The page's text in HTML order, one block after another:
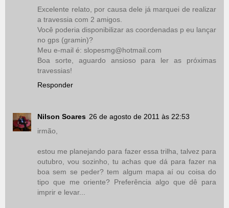
Excelente relato, por causa dele já marquei de realizar
a travessia com 2 amigos.
Você poderia disponibilizar as coordenadas p eu lançar
no gps (gramin)?
Meu e-mail é: slopesmg@hotmail.com
Boa sorte, aguardo ansioso para ler as próximas
travessias!
Responder
Nilson Soares 26 de agosto de 2011 às 22:53
irmão,
estou me planejando para fazer essa trilha, talvez para
outubro, vou sozinho, tu achas que dá para fazer na
boa sem se peder? tem algum mapa aí ou coisa do
tipo que me oriente? Preferência algo que dê para
imprir e levar...